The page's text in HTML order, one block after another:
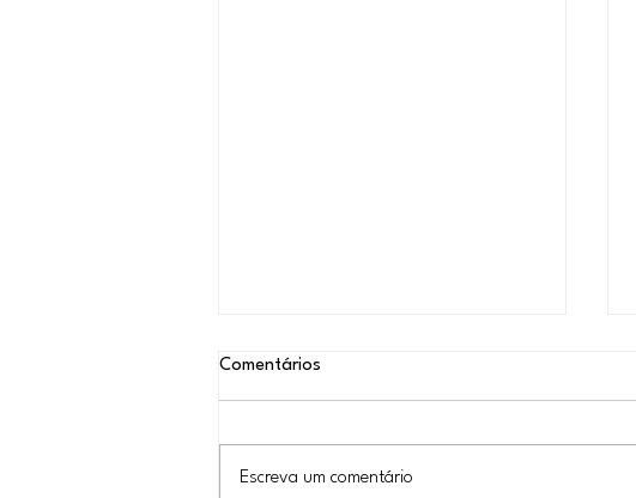
Comentários
Escreva um comentário